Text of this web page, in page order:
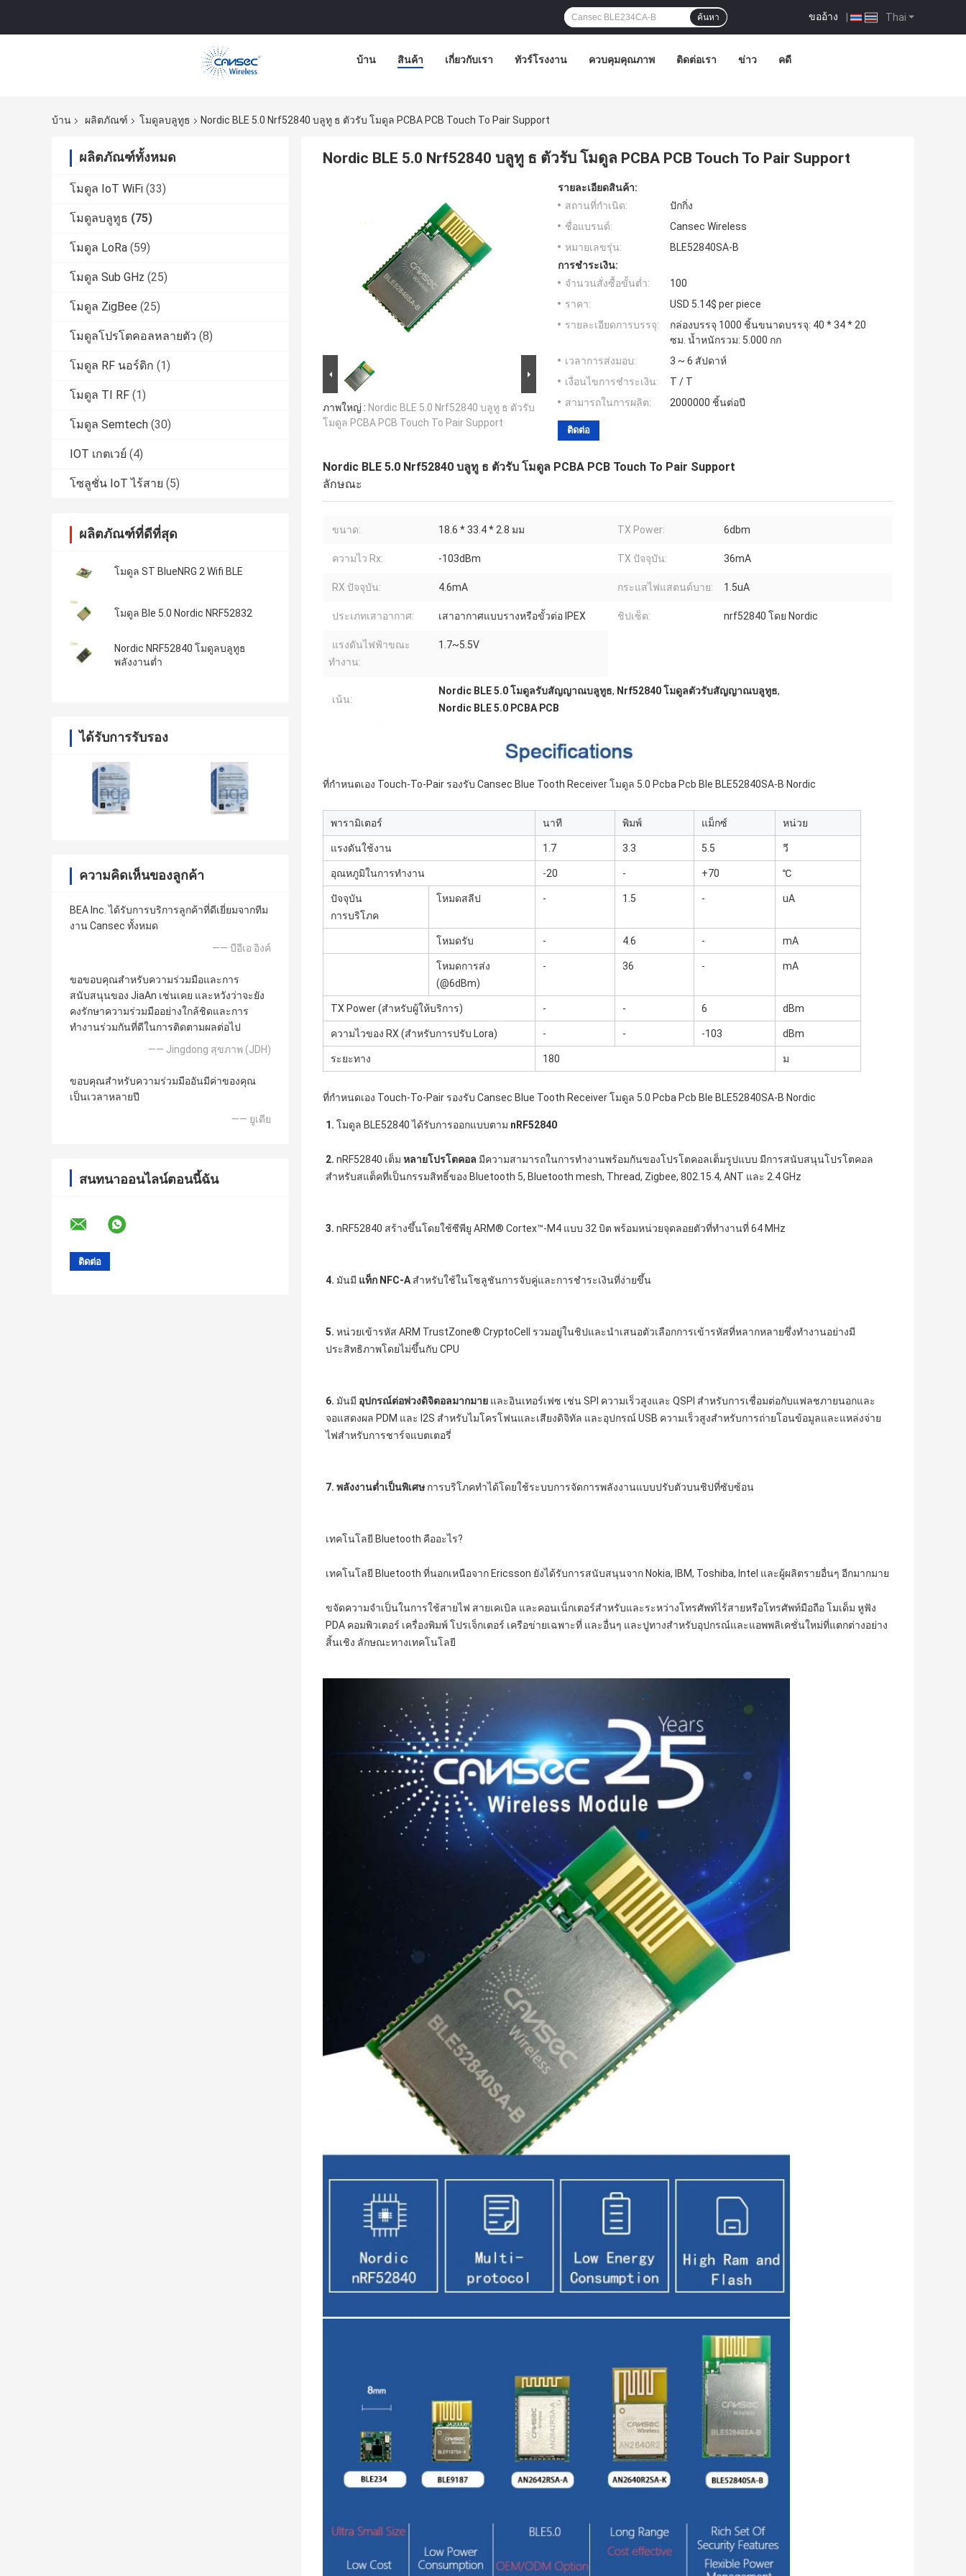
Thai
ขออ้าง |
ค้นหา
บ้าน สินค้า เกี่ยวกับเรา ทัวร์โรงงาน ควบคุมคุณภาพ ติดต่อเรา ข่าว คดี
บ้าน ผลิตภัณฑ์ โมดูลบลูทูธ Nordic BLE 5.0 Nrf52840 บลูทู ธ ตัวรับ โมดูล PCBA PCB Touch To Pair Support
ผลิตภัณฑ์ทั้งหมด
โมดูล IoT WiFi (33)
โมดูลบลูทูธ (75)
โมดูล LoRa (59)
โมดูล Sub GHz (25)
โมดูล ZigBee (25)
โมดูลโปรโตคอลหลายตัว (8)
โมดูล RF นอร์ดิก (1)
โมดูล TI RF (1)
โมดูล Semtech (30)
IOT เกตเวย์ (4)
โซลูชั่น IoT ไร้สาย (5)
ผลิตภัณฑ์ที่ดีที่สุด
โมดูล ST BlueNRG 2 Wifi BLE
โมดูล Ble 5.0 Nordic NRF52832
Nordic NRF52840 โมดูลบลูทูธ
พลังงานต่ำ
ได้รับการรับรอง
ความคิดเห็นของลูกค้า
BEA Inc. ได้รับการบริการลูกค้าที่ดีเยี่ยมจากทีม
งาน Cansec ทั้งหมด
—— บีอีเอ อิงค์
ขอขอบคุณสำหรับความร่วมมือและการ
สนับสนุนของ JiaAn เช่นเคย และหวังว่าจะยัง
คงรักษาความร่วมมืออย่างใกล้ชิดและการ
ทำงานร่วมกันที่ดีในการติดตามผลต่อไป
—— Jingdong สุขภาพ (JDH)
ขอบคุณสำหรับความร่วมมืออันมีค่าของคุณ
เป็นเวลาหลายปี
—— ยูเดีย
สนทนาออนไลน์ตอนนี้ฉัน
Nordic BLE 5.0 Nrf52840 บลูทู ธ ตัวรับ โมดูล PCBA PCB Touch To Pair Support
ภาพใหญ่ : Nordic BLE 5.0 Nrf52840 บลูทู ธ ตัวรับ
โมดูล PCBA PCB Touch To Pair Support
รายละเอียดสินค้า:
สถานที่กำเนิด:
ปักกิ่ง
ชื่อแบรนด์:
Cansec Wireless
หมายเลขรุ่น:
BLE52840SA-B
การชำระเงิน:
จำนวนสั่งซื้อขั้นต่ำ:
100
ราคา:
USD 5.14$ per piece
รายละเอียดการบรรจุ:
กล่องบรรจุ 1000 ชิ้นขนาดบรรจุ: 40 * 34 * 20
ซม. น้ำหนักรวม: 5.000 กก
เวลาการส่งมอบ:
3 ~ 6 สัปดาห์
เงื่อนไขการชำระเงิน:
T / T
สามารถในการผลิต:
2000000 ชิ้นต่อปี
ติดต่อ
Nordic BLE 5.0 Nrf52840 บลูทู ธ ตัวรับ โมดูล PCBA PCB Touch To Pair Support
ลักษณะ
ขนาด: 18.6 * 33.4 * 2.8 มม TX Power: 6dbm
ความไว Rx: -103dBm TX ปัจจุบัน: 36mA
RX ปัจจุบัน: 4.6mA กระแสไฟแสตนด์บาย: 1.5uA
ประเภทเสาอากาศ: เสาอากาศแบบรางหรือขั้วต่อ IPEX ชิปเซ็ต: nrf52840 โดย Nordic
แรงดันไฟฟ้าขณะ
ทำงาน:
1.7~5.5V
เน้น:
Nordic BLE 5.0 โมดูลรับสัญญาณบลูทูธ, Nrf52840 โมดูลตัวรับสัญญาณบลูทูธ,
Nordic BLE 5.0 PCBA PCB
ที่กำหนดเอง Touch-To-Pair รองรับ Cansec Blue Tooth Receiver โมดูล 5.0 Pcba Pcb Ble BLE52840SA-B Nordic
พารามิเตอร์ นาที พิมพ์ แม็กซ์ หน่วย
แรงดันใช้งาน 1.7 3.3 5.5 วี
อุณหภูมิในการทำงาน -20 - +70 ℃
ปัจจุบัน
การบริโภค
โหมดสลีป - 1.5 - uA
โหมดรับ - 4.6 - mA
โหมดการส่ง
(@6dBm)
- 36 - mA
TX Power (สำหรับผู้ให้บริการ) - - 6 dBm
ความไวของ RX (สำหรับการปรับ Lora) - - -103 dBm
ระยะทาง 180 ม
ที่กำหนดเอง Touch-To-Pair รองรับ Cansec Blue Tooth Receiver โมดูล 5.0 Pcba Pcb Ble BLE52840SA-B Nordic
1. โมดูล BLE52840 ได้รับการออกแบบตาม nRF52840
2. nRF52840 เต็ม หลายโปรโตคอล มีความสามารถในการทำงานพร้อมกันของโปรโตคอลเต็มรูปแบบ มีการสนับสนุนโปรโตคอล
สำหรับสแต็คที่เป็นกรรมสิทธิ์ของ Bluetooth 5, Bluetooth mesh, Thread, Zigbee, 802.15.4, ANT และ 2.4 GHz
3. nRF52840 สร้างขึ้นโดยใช้ซีพียู ARM® Cortex™-M4 แบบ 32 บิต พร้อมหน่วยจุดลอยตัวที่ทำงานที่ 64 MHz
4. มันมี แท็ก NFC-A สำหรับใช้ในโซลูชันการจับคู่และการชำระเงินที่ง่ายขึ้น
5. หน่วยเข้ารหัส ARM TrustZone® CryptoCell รวมอยู่ในชิปและนำเสนอตัวเลือกการเข้ารหัสที่หลากหลายซึ่งทำงานอย่างมี
ประสิทธิภาพโดยไม่ขึ้นกับ CPU
6. มันมี อุปกรณ์ต่อพ่วงดิจิตอลมากมาย และอินเทอร์เฟซ เช่น SPI ความเร็วสูงและ QSPI สำหรับการเชื่อมต่อกับแฟลชภายนอกและ
จอแสดงผล PDM และ I2S สำหรับไมโครโฟนและเสียงดิจิทัล และอุปกรณ์ USB ความเร็วสูงสำหรับการถ่ายโอนข้อมูลและแหล่งจ่าย
ไฟสำหรับการชาร์จแบตเตอรี่
7. พลังงานต่ำเป็นพิเศษ การบริโภคทำได้โดยใช้ระบบการจัดการพลังงานแบบปรับตัวบนชิปที่ซับซ้อน
เทคโนโลยี Bluetooth คืออะไร?
เทคโนโลยี Bluetooth ที่นอกเหนือจาก Ericsson ยังได้รับการสนับสนุนจาก Nokia, IBM, Toshiba, Intel และผู้ผลิตรายอื่นๆ อีกมากมาย
ขจัดความจำเป็นในการใช้สายไฟ สายเคเบิล และคอนเน็กเตอร์สำหรับและระหว่างโทรศัพท์ไร้สายหรือโทรศัพท์มือถือ โมเด็ม หูฟัง
PDA คอมพิวเตอร์ เครื่องพิมพ์ โปรเจ็กเตอร์ เครือข่ายเฉพาะที่ และอื่นๆ และปูทางสำหรับอุปกรณ์และแอพพลิเคชั่นใหม่ที่แตกต่างอย่าง
สิ้นเชิง ลักษณะทางเทคโนโลยี